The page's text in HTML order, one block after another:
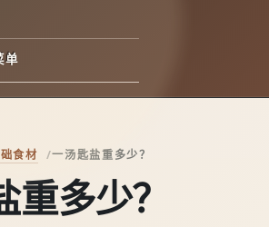
单
食材 一汤匙盐重多少？
多少？